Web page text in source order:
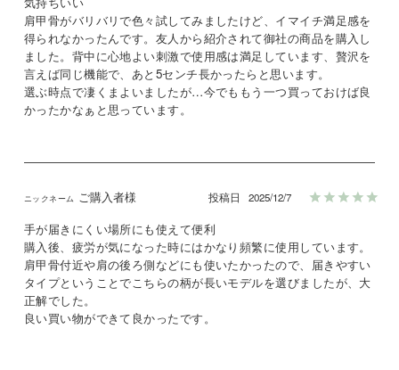
肩甲骨がバリバリで色々試してみましたけど、イマイチ満足感を
得られなかったんです。友人から紹介されて御社の商品を購入し
ました。背中に心地よい刺激で使用感は満足しています、贅沢を
言えば同じ機能で、あと5センチ長かったらと思います。
選ぶ時点で凄くまよいましたが…今でももう一つ買っておけば良
かったかなぁと思っています。
ご購入者様 投稿日 2025/12/7
手が届きにくい場所にも使えて便利
購入後、疲労が気になった時にはかなり頻繁に使用しています。
肩甲骨付近や肩の後ろ側などにも使いたかったので、届きやすい
タイプということでこちらの柄が長いモデルを選びましたが、大
正解でした。
良い買い物ができて良かったです。